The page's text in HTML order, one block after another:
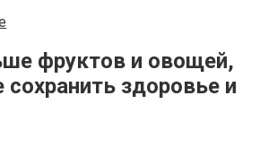
фруктов и овощей,
сохранить здоровье и